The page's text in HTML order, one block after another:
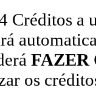
Créditos a
os